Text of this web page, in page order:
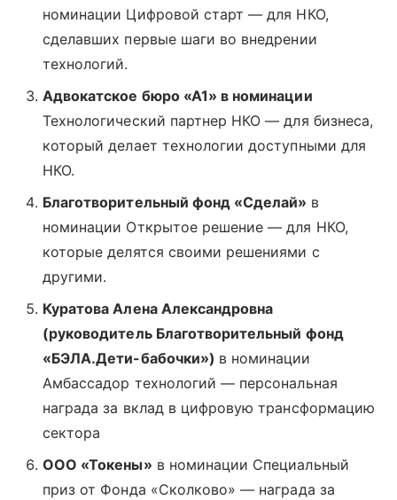
номинации Цифровой старт — для НКО,
сделавших первые шаги во внедрении
технологий.
Адвокатское бюро «А1» в номинации
Технологический партнер НКО — для бизнеса,
который делает технологии доступными для
НКО.
Благотворительный фонд «Сделай» в
номинации Открытое решение — для НКО,
которые делятся своими решениями с
другими.
Куратова Алена Александровна
(руководитель Благотворительный фонд
«БЭЛА.Дети-бабочки») в номинации
Амбассадор технологий — персональная
награда за вклад в цифровую трансформацию
сектора
ООО «Токены» в номинации Специальный
приз от Фонда «Сколково» — награда за